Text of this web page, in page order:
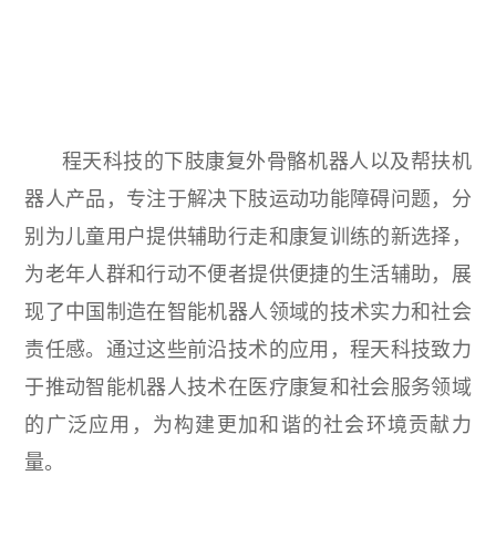
程天科技的下肢康复外骨骼机器人以及帮扶机
器人产品，专注于解决下肢运动功能障碍问题，分
别为儿童用户提供辅助行走和康复训练的新选择，
为老年人群和行动不便者提供便捷的生活辅助，展
现了中国制造在智能机器人领域的技术实力和社会
责任感。通过这些前沿技术的应用，程天科技致力
于推动智能机器人技术在医疗康复和社会服务领域
的广泛应用，为构建更加和谐的社会环境贡献力
量。